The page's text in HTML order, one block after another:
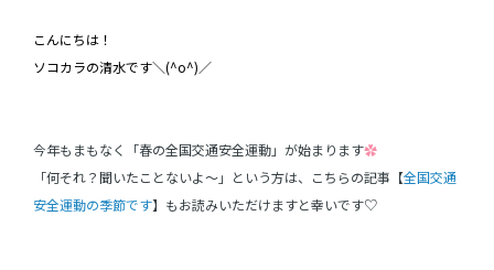
こんにちは！
ソコカラの清水です＼(^o^)／
今年もまもなく「春の全国交通安全運動」が始まります✿
「何それ？聞いたことないよ～」という方は、こちらの記事【全国交通
安全運動の季節です】もお読みいただけますと幸いです♡